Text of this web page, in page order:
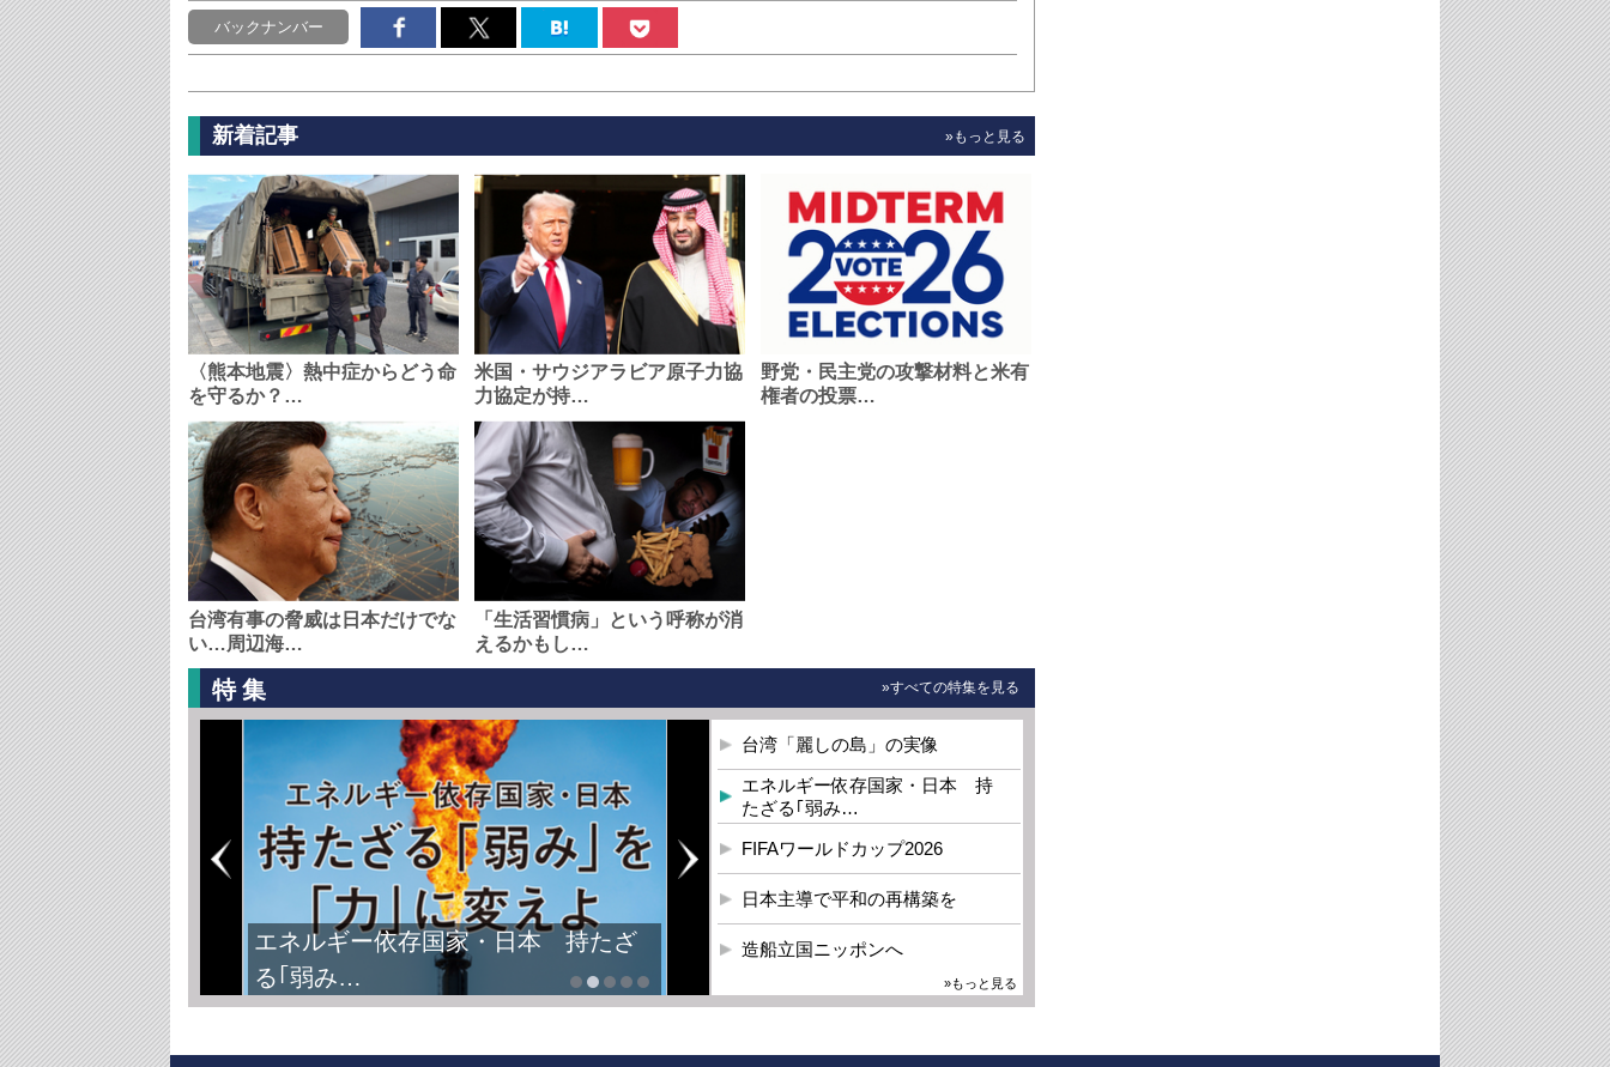
バックナンバー
新着記事 »もっと見る
〈熊本地震〉熱中症からどう命
を守るか？…
米国・サウジアラビア原子力協
力協定が持…
野党・民主党の攻撃材料と米有
権者の投票…
台湾有事の脅威は日本だけでな
い…周辺海…
「生活習慣病」という呼称が消
えるかもし…
特集 »すべての特集を見る
エネルギー依存国家・日本 持たざ
る｢弱み…
台湾「麗しの島」の実像
エネルギー依存国家・日本 持
たざる｢弱み…
FIFAワールドカップ2026
日本主導で平和の再構築を
造船立国ニッポンへ
»もっと見る